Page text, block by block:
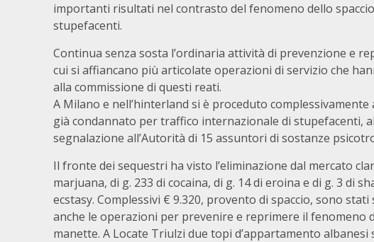
importanti risultati nel contrasto del fenomeno dello
stupefacenti.
Continua senza sosta l’ordinaria attività di prevenzione e
cui si affiancano più articolate operazioni di servizio che
alla commissione di questi reati.
A Milano e nell’hinterland si è proceduto
già condannato per traffico internazionale di stupefacenti,
segnalazione all’Autorità di 15 assuntori di sostanze
Il fronte dei sequestri ha visto l’eliminazione dal mercato
marjuana, di g. 233 di cocaina, di g. 14 di eroina e di g. 3 di
ecstasy. Complessivi € 9.320, provento di spaccio, sono
anche le operazioni per prevenire e reprimere il fenomeno
manette. A Locate Triulzi due topi d’appartamento